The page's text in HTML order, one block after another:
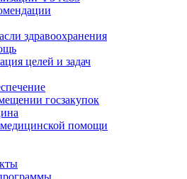
здравоохранения
целей и задач
госзакупок
помощи